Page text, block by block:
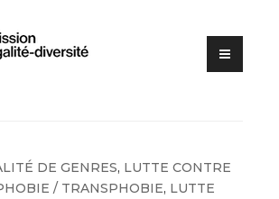
Bernard Lyon
1
DE GENRES, LUTTE CONTRE
/ TRANSPHOBIE, LUTTE